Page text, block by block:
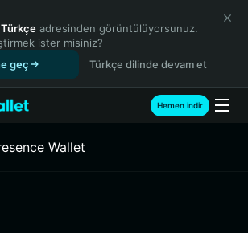
Türkçe adresinden görüntülüyorsunuz.
ister misiniz?
geç
Türkçe dilinde devam et
Hemen indir
Wallet